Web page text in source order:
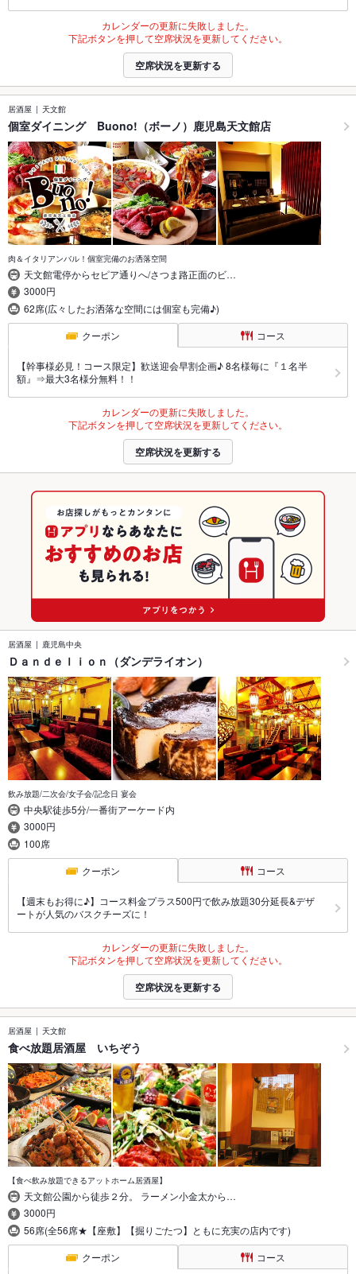
カレンダーの更新に失敗しました。
下記ボタンを押して空席状況を更新してください。
空席状況を更新する
居酒屋 天文館
個室ダイニング Buono!（ボーノ）鹿児島天文館店
肉＆イタリアンバル！個室完備のお洒落空間
天文館電停からセピア通りへ/さつま路正面のビ…
3000円
62席(広々したお洒落な空間には個室も完備♪)
クーポン コース
【幹事様必見！コース限定】歓送迎会早割企画♪ 8名様毎に『１名半
額』⇒最大3名様分無料！！
カレンダーの更新に失敗しました。
下記ボタンを押して空席状況を更新してください。
空席状況を更新する
居酒屋 鹿児島中央
Ｄａｎｄｅｌｉｏｎ（ダンデライオン）
飲み放題/二次会/女子会/記念日 宴会
中央駅徒歩5分/一番街アーケード内
3000円
100席
クーポン コース
【週末もお得に♪】コース料金プラス500円で飲み放題30分延長&デザ
ートが人気のバスクチーズに！
カレンダーの更新に失敗しました。
下記ボタンを押して空席状況を更新してください。
空席状況を更新する
居酒屋 天文館
食べ放題居酒屋 いちぞう
【食べ飲み放題できるアットホーム居酒屋】
天文館公園から徒歩２分。 ラーメン小金太から…
3000円
56席(全56席★【座敷】【掘りごたつ】ともに充実の店内です)
クーポン コース